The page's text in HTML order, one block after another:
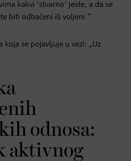
kakvi 'stvarno' jeste, a da se
biti odbačeni ili voljeni.”
koja se pojavljuje u vezi: „Uz
odnosa:
aktivnog